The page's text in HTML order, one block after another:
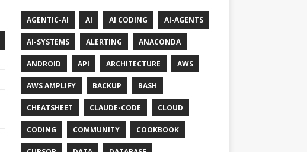
AGENTIC-AI AI AI CODING AI-AGENTS
AI-SYSTEMS ALERTING ANACONDA
ANDROID API ARCHITECTURE AWS
AWS AMPLIFY BACKUP BASH
CHEATSHEET CLAUDE-CODE CLOUD
CODING COMMUNITY COOKBOOK